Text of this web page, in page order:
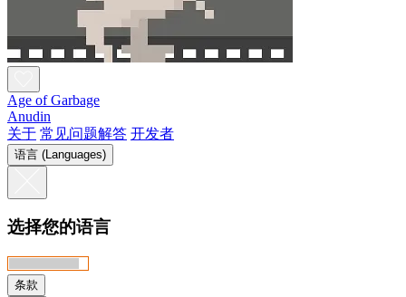
Age of Garbage
Anudin
关于 常见问题解答 开发者
语言 (Languages)
选择您的语言
条款